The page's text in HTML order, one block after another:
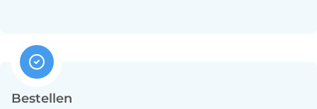
Bestellen